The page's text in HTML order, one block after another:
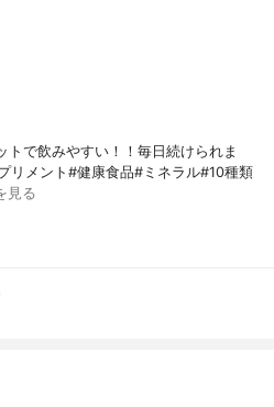
トで飲みやすい！！毎日続けられま
リメント#健康食品#ミネラル#10種類
見る